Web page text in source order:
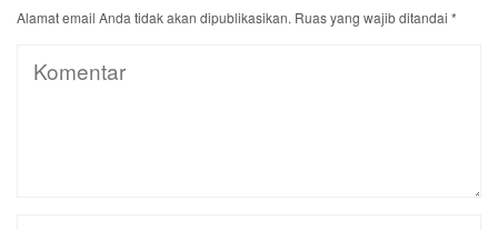
Alamat email Anda tidak akan dipublikasikan. Ruas yang wajib ditandai *